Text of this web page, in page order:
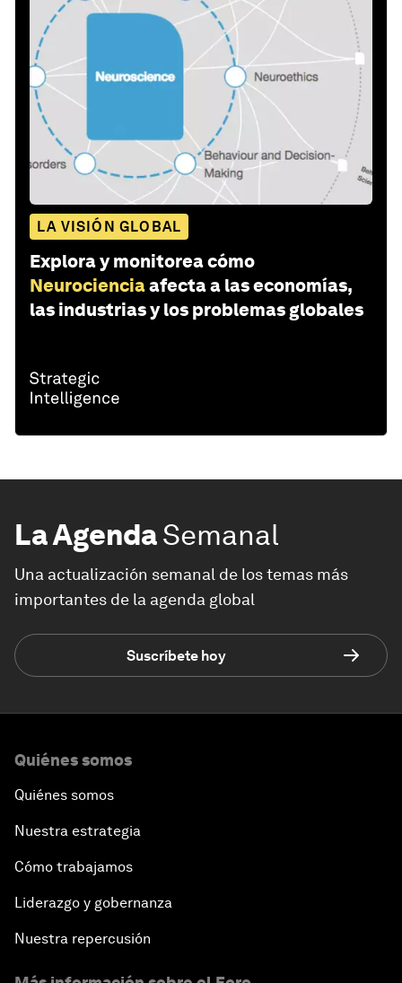
LA VISIÓN GLOBAL
Explora y monitorea cómo
Neurocienciaafecta a las economías,
las industrias y los problemas globales
La AgendaSemanal
Una actualización semanal de los temas más
importantes de la agenda global
Suscríbete hoy
Quiénes somos
Quiénes somos
Nuestra estrategia
Cómo trabajamos
Liderazgo y gobernanza
Nuestra repercusión